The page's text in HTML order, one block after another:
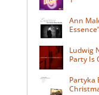
Ann
Essence”
Ludwig
Party Is
Partyka